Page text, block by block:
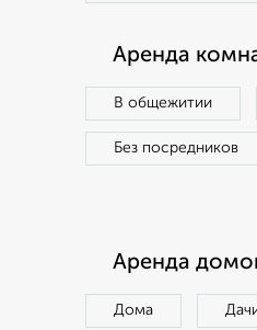
Аренда
В общежитии
Без посредников
Аренда
Дома